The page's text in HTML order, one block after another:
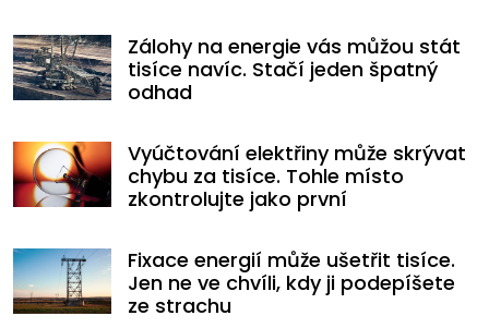
Zálohy na energie vás můžou stát
tisíce navíc. Stačí jeden špatný
odhad
Vyúčtování elektřiny může skrývat
chybu za tisíce. Tohle místo
zkontrolujte jako první
Fixace energií může ušetřit tisíce.
Jen ne ve chvíli, kdy ji podepíšete
ze strachu